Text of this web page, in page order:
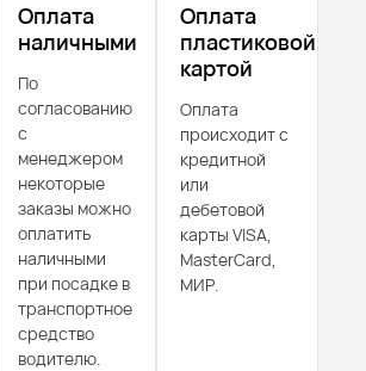
Оплата
наличными
По
согласованию
с
менеджером
некоторые
заказы можно
оплатить
наличными
при посадке в
транспортное
средство
водителю.
Оплата
пластиковой
картой
Оплата
происходит с
кредитной
или
дебетовой
карты VISA,
MasterCard,
МИР.